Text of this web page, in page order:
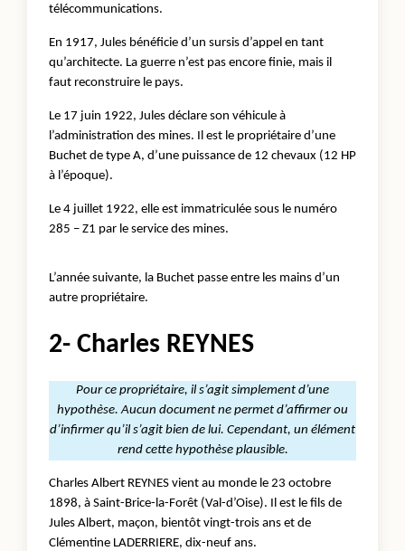
télécommunications.
En 1917, Jules bénéficie d’un sursis d’appel en tant
qu’architecte. La guerre n’est pas encore finie, mais il
faut reconstruire le pays.
Le 17 juin 1922, Jules déclare son véhicule à
l’administration des mines. Il est le propriétaire d’une
Buchet de type A, d’une puissance de 12 chevaux (12 HP
à l’époque).
Le 4 juillet 1922, elle est immatriculée sous le numéro
285 – Z1 par le service des mines.
L’année suivante, la Buchet passe entre les mains d’un
autre propriétaire.
2- Charles REYNES
Pour ce propriétaire, il s’agit simplement d’une
hypothèse. Aucun document ne permet d’affirmer ou
d’infirmer qu’il s’agit bien de lui. Cependant, un élément
rend cette hypothèse plausible.
Charles Albert REYNES vient au monde le 23 octobre
1898, à Saint-Brice-la-Forêt (Val-d’Oise). Il est le fils de
Jules Albert, maçon, bientôt vingt-trois ans et de
Clémentine LADERRIERE, dix-neuf ans.